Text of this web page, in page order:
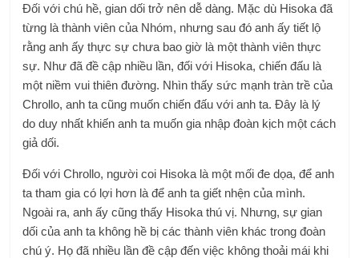
Đối với chú hề, gian dối trở nên dễ dàng. Mặc dù Hisoka đã
từng là thành viên của Nhóm, nhưng sau đó anh ấy tiết lộ
rằng anh ấy thực sự chưa bao giờ là một thành viên thực
sự. Như đã đề cập nhiều lần, đối với Hisoka, chiến đấu là
một niềm vui thiên đường. Nhìn thấy sức mạnh tràn trề của
Chrollo, anh ta cũng muốn chiến đấu với anh ta. Đây là lý
do duy nhất khiến anh ta muốn gia nhập đoàn kịch một cách
giả dối.
Đối với Chrollo, người coi Hisoka là một mối đe dọa, để anh
ta tham gia có lợi hơn là để anh ta giết nhện của mình.
Ngoài ra, anh ấy cũng thấy Hisoka thú vị. Nhưng, sự gian
dối của anh ta không hề bị các thành viên khác trong đoàn
chú ý. Họ đã nhiều lần đề cập đến việc không thoải mái khi